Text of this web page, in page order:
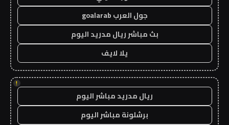
جول العرب goalarab
بث مباشر ريال مدريد اليوم
يلا لايف
!
ريال مدريد مباشر اليوم
برشلونة مباشر اليوم